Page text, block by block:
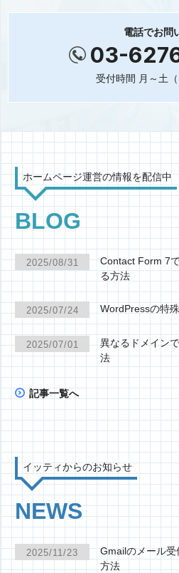
電話でお問
03-
受付時間 月～土（
ホームページ運営の情報を配信中
BLOG
2025/08/31
Contact Form 7
る方法
2025/07/24 WordPressの特
2025/07/01
異なるドメイン
法
記事一覧へ
イッティからのお知らせ
NEWS
2025/11/23
Gmailのメール
方法